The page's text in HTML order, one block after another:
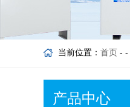
当前位置： 首页 - -
产品中心